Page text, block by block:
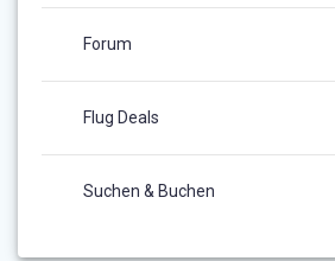
Forum
Flug Deals
Suchen & Buchen